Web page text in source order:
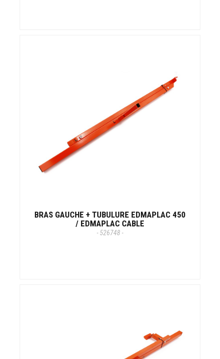
BRAS GAUCHE + TUBULURE EDMAPLAC 450
/ EDMAPLAC CABLE
- 526748 -